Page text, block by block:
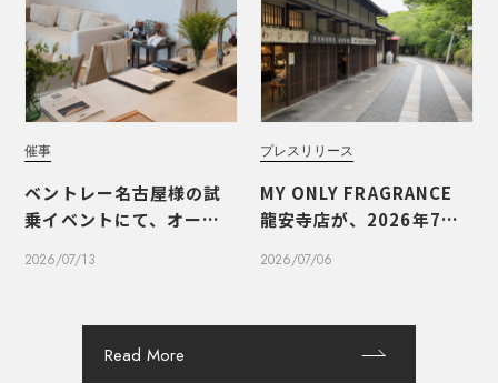
催事
ベントレー名古屋様の試
乗イベントにて、オーダー
ークショップを実施しま
2026/07/13
プレスリリース
MY ONLY FRAGRANCE
龍安寺店が、2026年7月1
します
2026/07/06
Read More